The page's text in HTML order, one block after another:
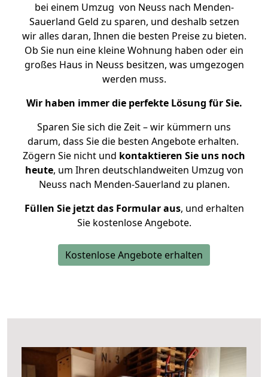
bei einem Umzug von Neuss nach Menden-
Sauerland Geld zu sparen, und deshalb setzen
wir alles daran, Ihnen die besten Preise zu bieten.
Ob Sie nun eine kleine Wohnung haben oder ein
großes Haus in Neuss besitzen, was umgezogen
werden muss.
Wir haben immer die perfekte Lösung für Sie.
Sparen Sie sich die Zeit – wir kümmern uns
darum, dass Sie die besten Angebote erhalten.
Zögern Sie nicht und kontaktieren Sie uns noch
heute, um Ihren deutschlandweiten Umzug von
Neuss nach Menden-Sauerland zu planen.
Füllen Sie jetzt das Formular aus, und erhalten
Sie kostenlose Angebote.
Kostenlose Angebote erhalten